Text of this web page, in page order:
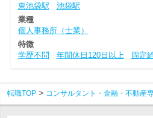
東池袋駅
池袋駅
業種
個人事務所（士業）
特徴
学歴不問
年間休日120日以上 固定
転職TOP コンサルタント・金融・不動産